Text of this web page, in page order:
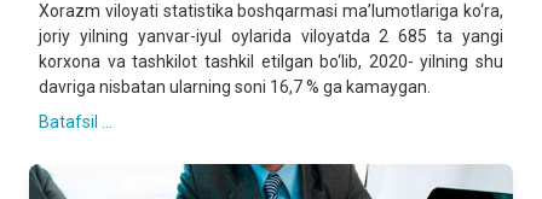
Xorazm viloyati statistika boshqarmasi ma’lumotlariga ko‘ra,
joriy yilning yanvar-iyul oylarida viloyatda 2 685 ta yangi
korxona va tashkilot tashkil etilgan bo‘lib, 2020- yilning shu
davriga nisbatan ularning soni 16,7 % ga kamaygan.
Batafsil ...